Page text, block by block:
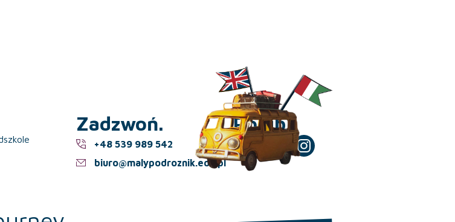
Zadzwoń.
+48 539 989 542
biuro@malypodroznik.edu.pl
Polub!